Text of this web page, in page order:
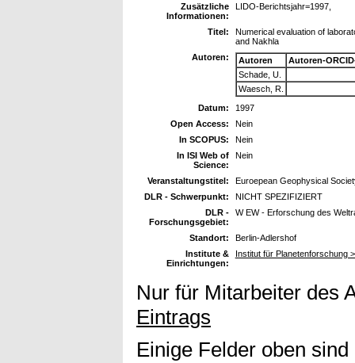
Zusätzliche
Informationen:
LIDO-Berichtsjahr=1997,
Titel:
Numerical evaluation of
and Nakhla
Autoren:
Autoren
Autoren-
Schade, U.
Waesch, R.
Datum:
1997
Open Access:
Nein
In SCOPUS:
Nein
In ISI Web of
Science:
Nein
Veranstaltungstitel:
Euroepean Geophysical
DLR - Schwerpunkt:
NICHT SPEZIFIZIERT
DLR -
Forschungsgebiet:
W EW - Erforschung des
Standort:
Berlin-Adlershof
Institute &
Einrichtungen:
Institut für Planetenforschung
Nur für Mitarbeiter des
Eintrags
Einige Felder oben